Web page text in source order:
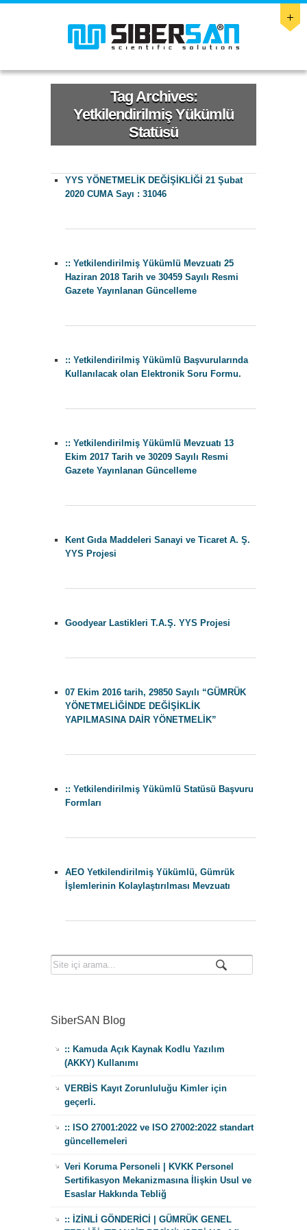
Tag Archives:
Yetkilendirilmiş Yükümlü
Statüsü
YYS YÖNETMELİK DEĞİŞİKLİĞİ 21 Şubat
2020 CUMA Sayı : 31046
:: Yetkilendirilmiş Yükümlü Mevzuatı 25
Haziran 2018 Tarih ve 30459 Sayılı Resmi
Gazete Yayınlanan Güncelleme
:: Yetkilendirilmiş Yükümlü Başvurularında
Kullanılacak olan Elektronik Soru Formu.
:: Yetkilendirilmiş Yükümlü Mevzuatı 13
Ekim 2017 Tarih ve 30209 Sayılı Resmi
Gazete Yayınlanan Güncelleme
Kent Gıda Maddeleri Sanayi ve Ticaret A. Ş.
YYS Projesi
Goodyear Lastikleri T.A.Ş. YYS Projesi
07 Ekim 2016 tarih, 29850 Sayılı “GÜMRÜK
YÖNETMELİĞİNDE DEĞİŞİKLİK
YAPILMASINA DAİR YÖNETMELİK”
:: Yetkilendirilmiş Yükümlü Statüsü Başvuru
Formları
AEO Yetkilendirilmiş Yükümlü, Gümrük
İşlemlerinin Kolaylaştırılması Mevzuatı
SiberSAN Blog
:: Kamuda Açık Kaynak Kodlu Yazılım
(AKKY) Kullanımı
VERBİS Kayıt Zorunluluğu Kimler için
geçerli.
:: ISO 27001:2022 ve ISO 27002:2022 standart
güncellemeleri
Veri Koruma Personeli | KVKK Personel
Sertifikasyon Mekanizmasına İlişkin Usul ve
Esaslar Hakkında Tebliğ
:: İZİNLİ GÖNDERİCİ | GÜMRÜK GENEL